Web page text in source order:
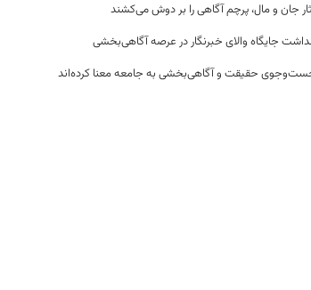
جان و مال، پرچم آگاهی را بر دوش می‌کشند
جایگاه والای خبرنگار در عرصه آگاهی‌بخشی
حقیقت و آگاهی‌بخشی به جامعه معنا کرده‌اند